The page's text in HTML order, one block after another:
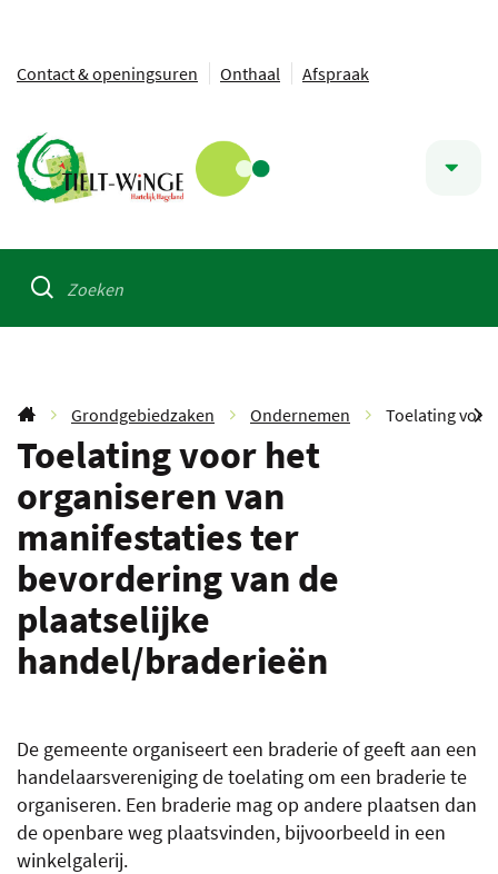
Ga
Naar
inhoud
Contact & openingsuren Onthaal Afspraak
Tielt-
Winge
Snel
kunnen
Startpagina
Grondgebiedzaken Ondernemen Toelating
Toelating voor het
organiseren van
manifestaties ter
bevordering van de
plaatselijke
handel/braderieën
De gemeente organiseert een braderie of geeft aan een
handelaarsvereniging de toelating om een braderie te
organiseren. Een braderie mag op andere plaatsen dan
de openbare weg plaatsvinden, bijvoorbeeld in een
winkelgalerij.